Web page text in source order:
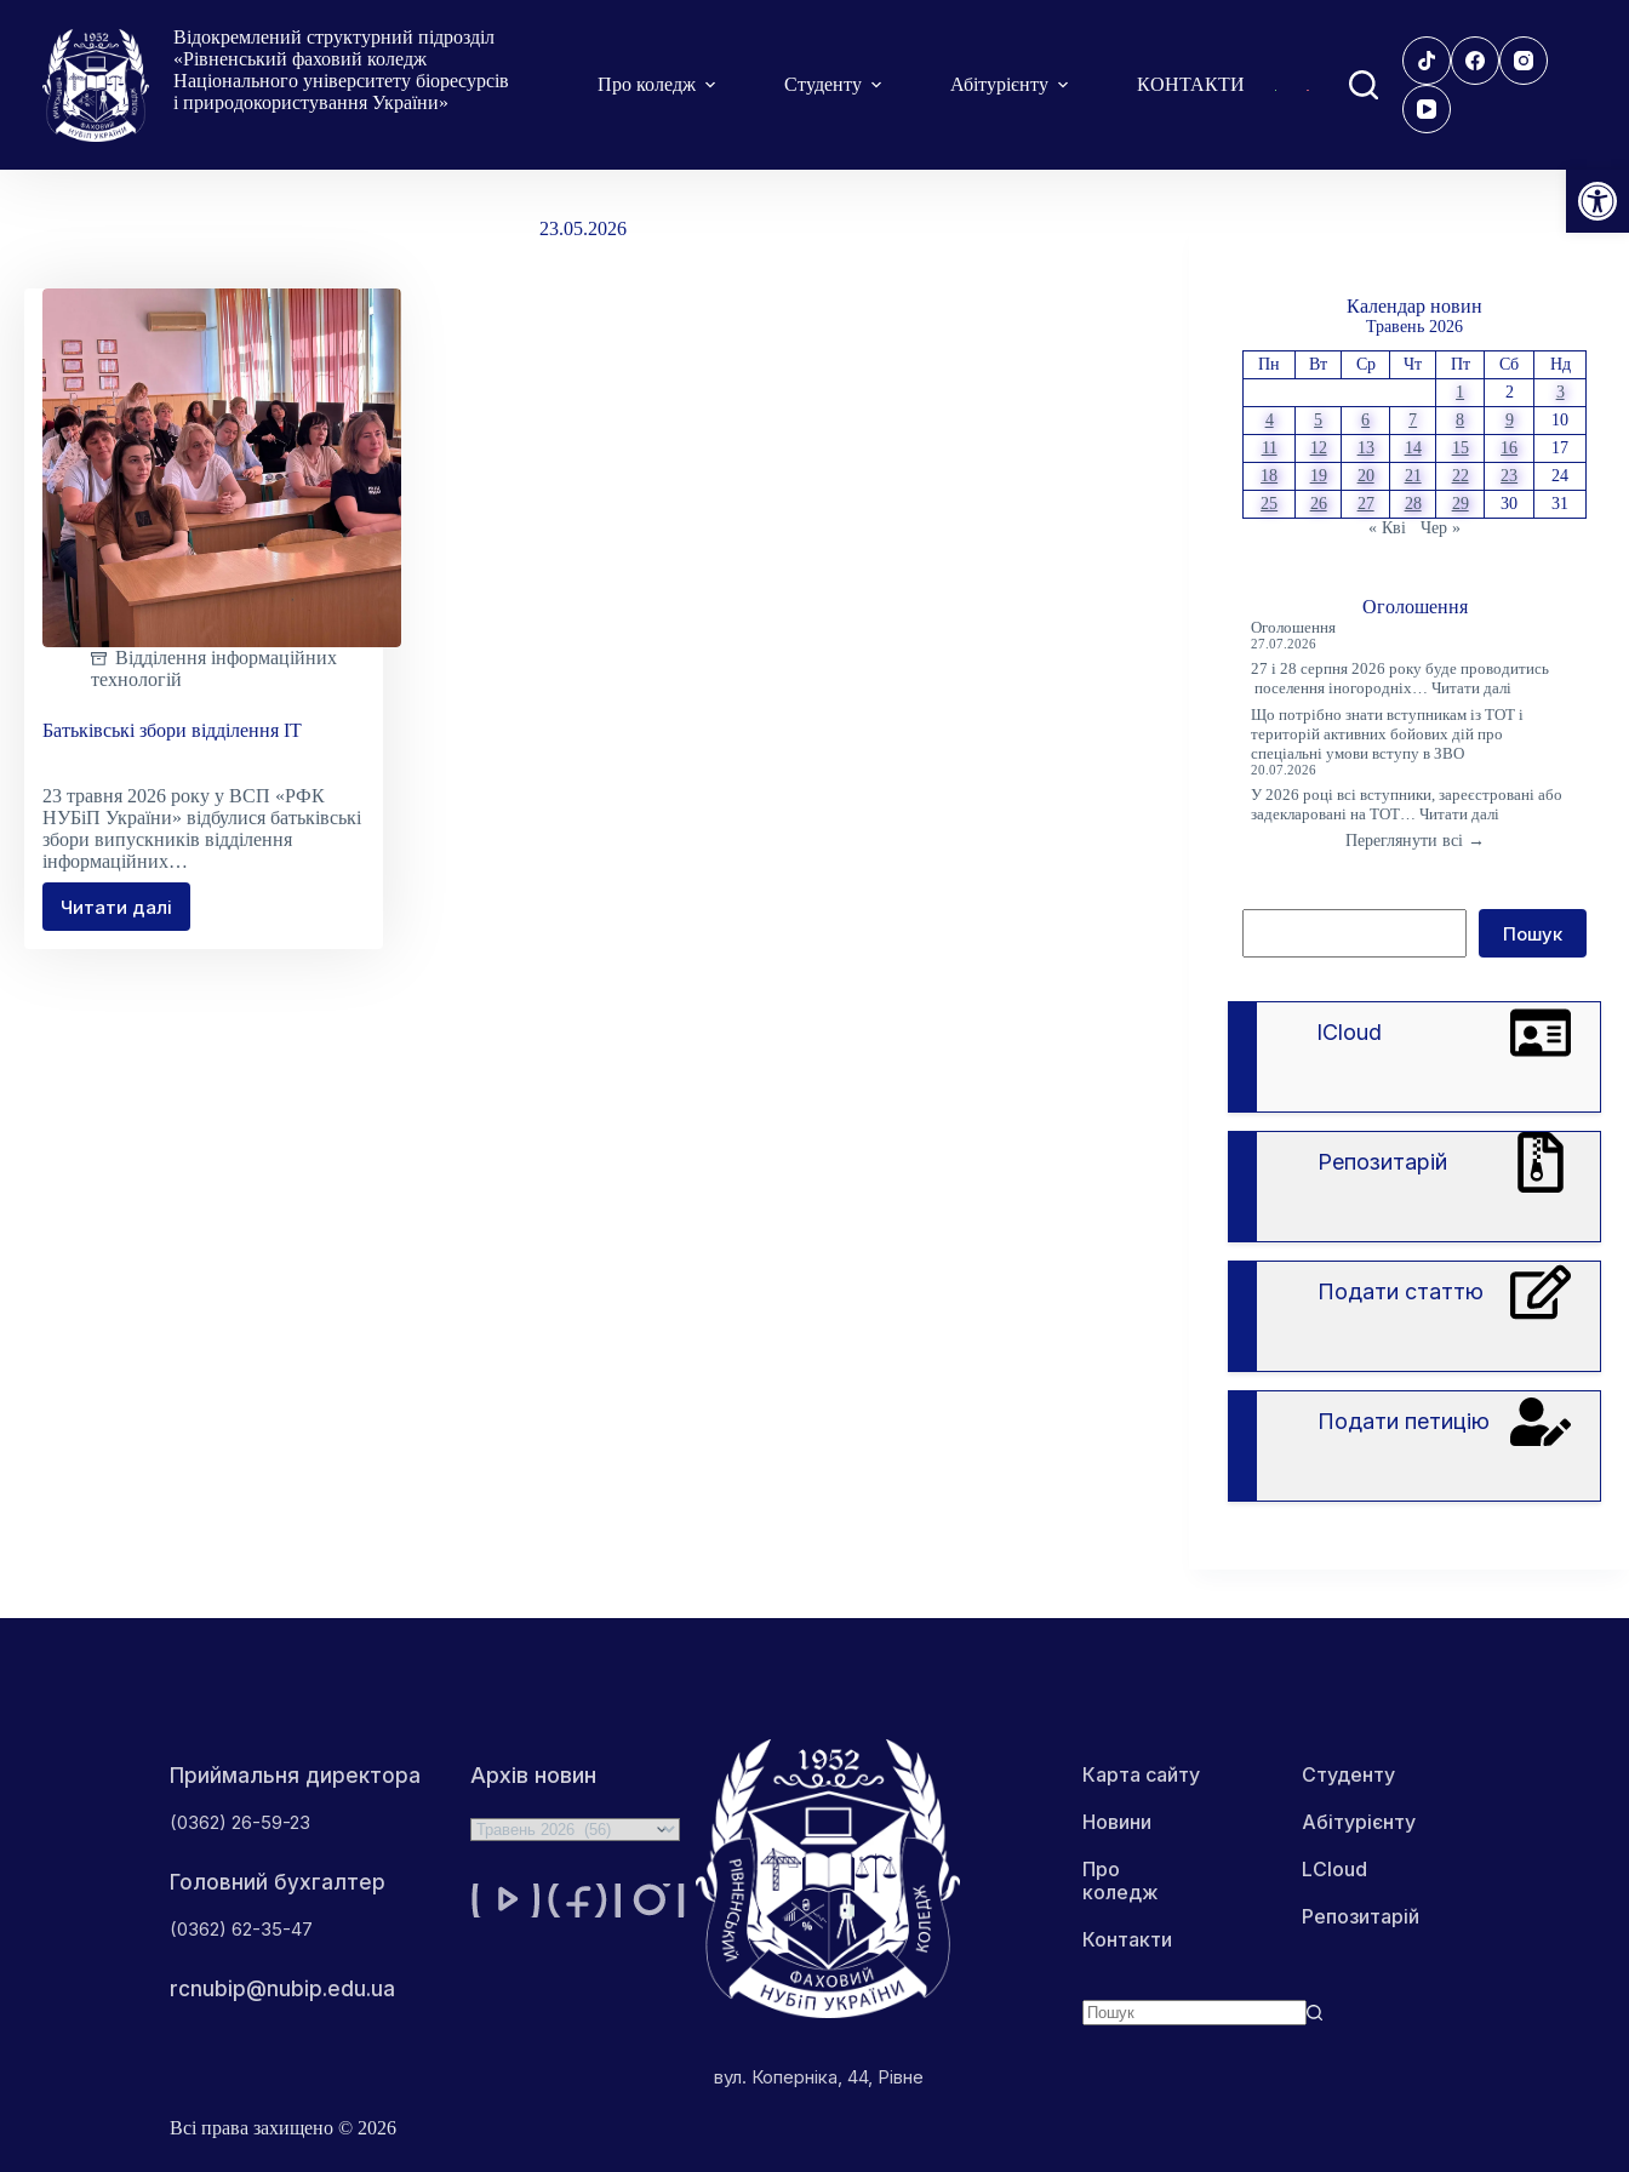
Відкрити Панель інструментів
вмісту
Відокремлений структурний підрозділ
«Рівненський фаховий коледж
Національного університету біоресурсів
і природокористування України»
Про коледж Студенту Абітурієнту КОНТАКТИ
23.05.2026
Відділення інформаційних
технологій
Батьківські збори відділення ІТ
23 травня 2026 року у ВСП «РФК
НУБіП України» відбулися батьківські
збори випускників відділення
інформаційних…
Читати далі
Батьківські
Календар новин
Травень 2026
Пн Вт Ср Чт Пт Сб
Нд
1
2
3
4
5 6 7 8 9
10
11
12 13 14 15 16
17
18
19 20 21 22 23
24
25
26 27 28 29 30
31
« Кві
Чер »
Оголошення
Оголошення
27.07.2026
27 і 28 серпня 2026 року буде проводитись
поселення іногородніх…Читати далі
Оголошення
Що потрібно знати вступникам із ТОТ і
територій активних бойових дій про
спеціальні умови вступу в ЗВО
20.07.2026
У 2026 році всі вступники, зареєстровані або
задекларовані на ТОТ…Читати далі
із
ТОТ
бойових
дій
про
ЗВО
Переглянути всі →
Пошук
lCloud
Репозитарій
Подати статтю
Подати петицію
Приймальня директора
(0362) 26-59-23
Головний бухгалтер
(0362) 62-35-47
rcnubip@nubip.edu.ua
Архів новин
Архіви
вул. Коперніка, 44, Рівне
Карта сайту
Новини
Про
коледж
Контакти
Студенту
Абітурієнту
LCloud
Репозитарій
Всі права захищено © 2026